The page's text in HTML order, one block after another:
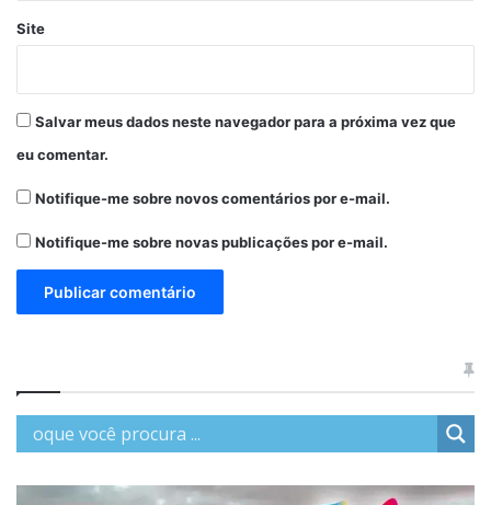
Site
Salvar meus dados neste navegador para a próxima vez que
eu comentar.
Notifique-me sobre novos comentários por e-mail.
Notifique-me sobre novas publicações por e-mail.